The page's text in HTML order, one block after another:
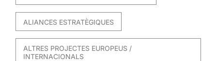
ALIANCES ESTRATÈGIQUES
ALTRES PROJECTES EUROPEUS /
INTERNACIONALS